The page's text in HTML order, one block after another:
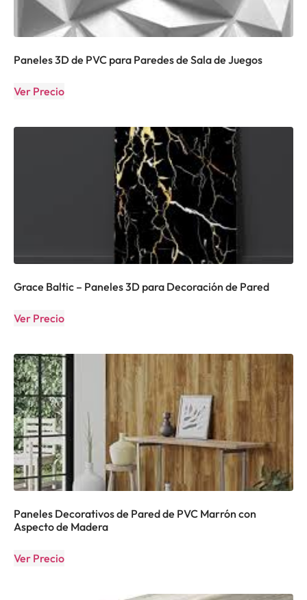
Paneles 3D de PVC para Paredes de Sala de Juegos
Ver Precio
Grace Baltic – Paneles 3D para Decoración de Pared
Ver Precio
Paneles Decorativos de Pared de PVC Marrón con
Aspecto de Madera
Ver Precio